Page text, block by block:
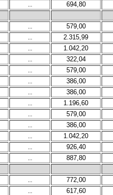
... 694,80
... 579,00
... 2.315,99
... 1.042,20
... 322,04
... 579,00
... 386,00
... 386,00
... 1.196,60
... 579,00
... 386,00
... 1.042,20
... 926,40
... 887,80
... 772,00
... 617,60